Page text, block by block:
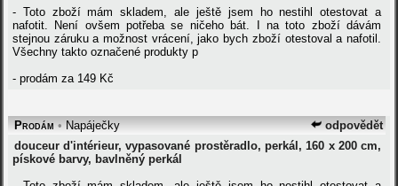
- Toto zboží mám skladem, ale ještě jsem ho nestihl otestovat a
nafotit. Není ovšem potřeba se ničeho bát. I na toto zboží dávám
stejnou záruku a možnost vrácení, jako bych zboží otestoval a nafotil.
Všechny takto označené produkty p
- prodám za 149 Kč
odpovědět
Prodám •Napáječky
douceur d'intérieur, vypasované prostěradlo, perkál, 160 x 200 cm,
pískové barvy, bavlněný perkál